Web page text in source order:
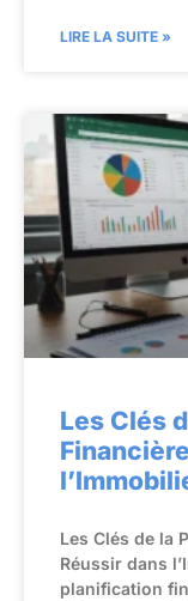
LIRE LA SUITE »
Les Clés
Les Clés de la
Réussir dans
planification